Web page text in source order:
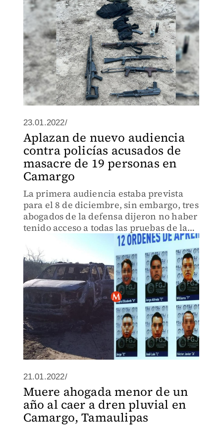
23.01.2022/
Aplazan de nuevo audiencia
contra policías acusados de
masacre de 19 personas en
Camargo
La primera audiencia estaba prevista
para el 8 de diciembre, sin embargo, tres
abogados de la defensa dijeron no haber
tenido acceso a todas las pruebas de la
21.01.2022/
Muere ahogada menor de un
año al caer a dren pluvial en
Camargo, Tamaulipas